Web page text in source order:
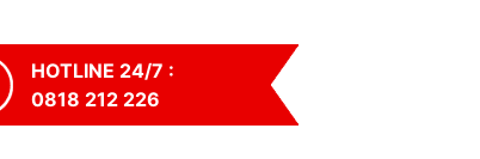
HOTLINE 24/7 :
0818 212 226